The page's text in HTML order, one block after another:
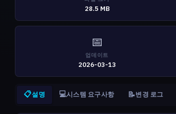
28.5 MB
📅
업데이트
2026-03-13
📋설명 💻시스템 요구사항 📝변경 로그